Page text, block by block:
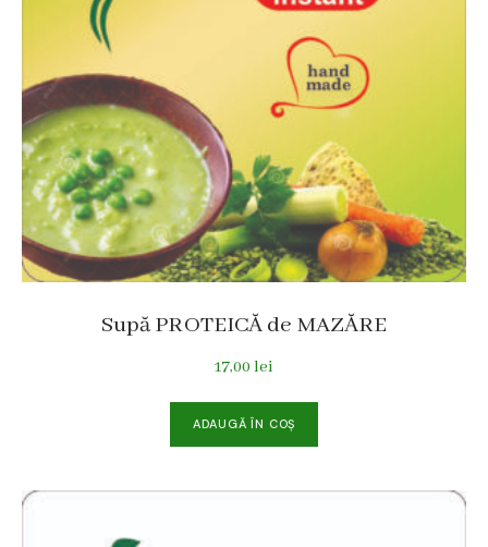
Supă PROTEICĂ de MAZĂRE
17,00lei
ADAUGĂ ÎN COȘ